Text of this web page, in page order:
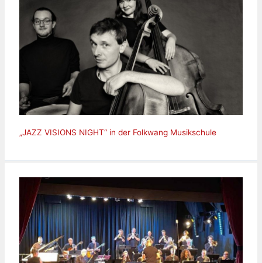
„JAZZ VISIONS NIGHT“ in der Folkwang Musikschule